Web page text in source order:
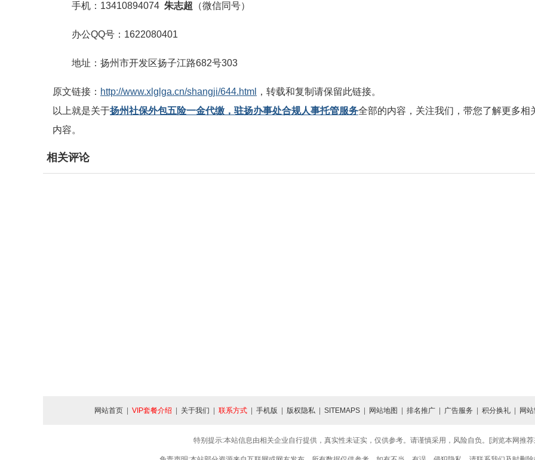
手机：13410894074 朱志超 （微信同号）
办公QQ号：1622080401
地址：扬州市开发区扬子江路682号303
原文链接： http://www.xlglga.cn/shangji/644.html
，转载和复制请保留此链接。
以上就是关于扬州社保外包五险一金代缴，驻扬办事处合规人事托管服务全部的内容，关注我们，带您了解更多相
内容。
相关评论
网站首页 VIP套餐介绍 关于我们 联系方式 手机版 版权隐私 SITEMAPS 网站地图 排名推广 广告服务 积分换礼 网
特别提示:本站信息由相关企业自行提供，真实性未证实，仅供参考。请谨慎采用，风险自负。[浏览本网推